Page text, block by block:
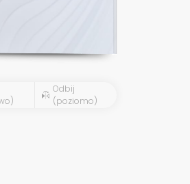
Odbij
(poziomo)